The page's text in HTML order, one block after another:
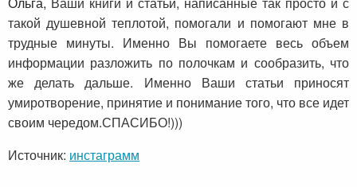
такой душевной теплотой, помогали и помогают мне в
трудные минуты. Именно Вы помогаете весь объем
информации разложить по полочкам и сообразить, что
же делать дальше. Именно Ваши статьи приносят
умиротворение, принятие и понимание того, что все идет
своим чередом.СПАСИБО!)))
Источник: инстаграмм